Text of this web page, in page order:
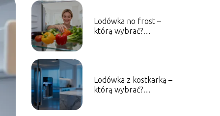
Lodówka no frost –
którą wybrać?
Lodówka z kostkarką –
którą wybrać?